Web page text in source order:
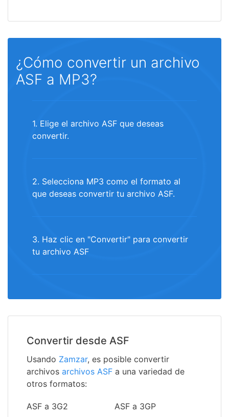
¿Cómo convertir un archivo
ASF a MP3?
1. Elige el archivo ASF que deseas
convertir.
2. Selecciona MP3 como el formato al
que deseas convertir tu archivo ASF.
3. Haz clic en "Convertir" para convertir
tu archivo ASF
Convertir desde ASF
Usando Zamzar, es posible convertir
archivos archivos ASF a una variedad de
otros formatos:
ASF a 3G2
ASF a 3GP